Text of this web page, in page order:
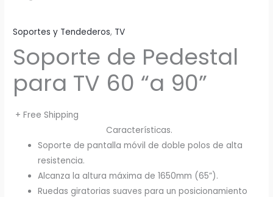
Soportes y Tendederos, TV
Soporte de Pedestal
para TV 60 “a 90”
+ Free Shipping
Características.
Soporte de pantalla móvil de doble polos de alta
resistencia.
Alcanza la altura máxima de 1650mm (65”).
Ruedas giratorias suaves para un posicionamiento